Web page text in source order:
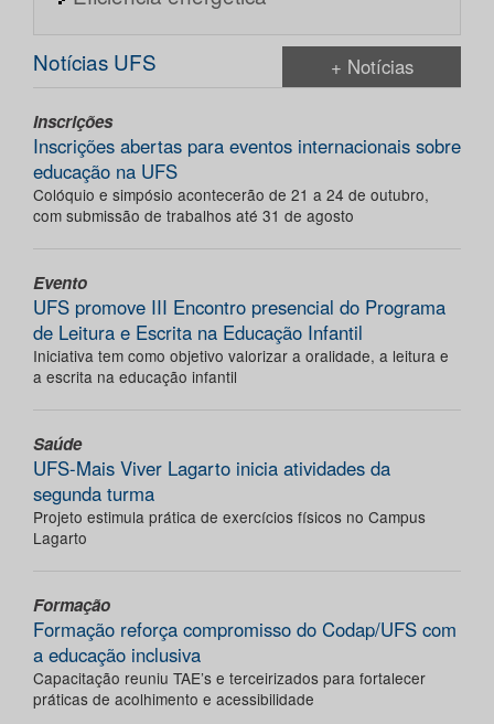
Notícias UFS + Notícias
Inscrições
Inscrições abertas para eventos internacionais sobre
educação na UFS
Colóquio e simpósio acontecerão de 21 a 24 de outubro,
com submissão de trabalhos até 31 de agosto
Evento
UFS promove III Encontro presencial do Programa
de Leitura e Escrita na Educação Infantil
Iniciativa tem como objetivo valorizar a oralidade, a leitura e
a escrita na educação infantil
Saúde
UFS-Mais Viver Lagarto inicia atividades da
segunda turma
Projeto estimula prática de exercícios físicos no Campus
Lagarto
Formação
Formação reforça compromisso do Codap/UFS com
a educação inclusiva
Capacitação reuniu TAE’s e terceirizados para fortalecer
práticas de acolhimento e acessibilidade